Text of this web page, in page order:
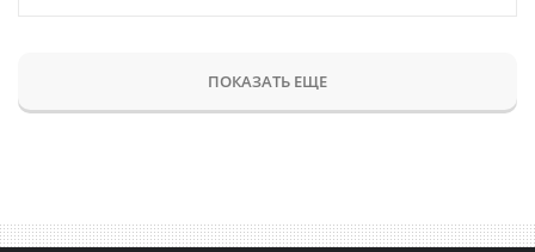
ПОКАЗАТЬ ЕЩЕ